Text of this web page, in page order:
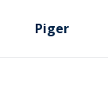
Piger